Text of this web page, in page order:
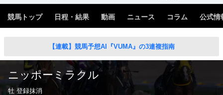
競馬トップ 日程・結果 動画 ニュース コラム 公式情
【連載】競馬予想AI『VUMA』の3連複指南
ニッポーミラクル
牡 登録抹消